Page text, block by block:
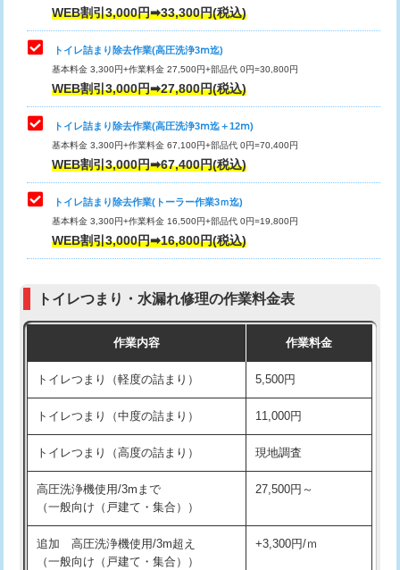
WEB割引3,000円➡33,300円(税込)
トイレ詰まり除去作業(高圧洗浄3ⅿ迄)
基本料金 3,300円+作業料金 27,500円+部品代 0円=30,800円
WEB割引3,000円➡27,800円(税込)
トイレ詰まり除去作業(高圧洗浄3ⅿ迄＋12ⅿ)
基本料金 3,300円+作業料金 67,100円+部品代 0円=70,400円
WEB割引3,000円➡67,400円(税込)
トイレ詰まり除去作業(トーラー作業3ｍ迄)
基本料金 3,300円+作業料金 16,500円+部品代 0円=19,800円
WEB割引3,000円➡16,800円(税込)
トイレつまり・水漏れ修理の作業料金表
作業内容 作業料金
トイレつまり（軽度の詰まり） 5,500円
トイレつまり（中度の詰まり） 11,000円
トイレつまり（高度の詰まり） 現地調査
高圧洗浄機使用/3mまで
（一般向け（戸建て・集合））
27,500円～
追加 高圧洗浄機使用/3m超え
（一般向け（戸建て・集合））
+3,300円/ｍ